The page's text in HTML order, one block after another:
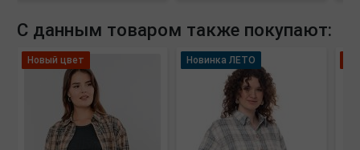
С данным товаром также покупают:
Новый цвет Новинка ЛЕТО